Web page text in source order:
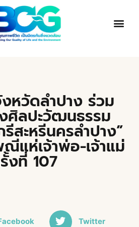
หวัดลำปาง ร่วม
ศิลปะวัฒนธรรม
รีสะหรีนครลำปาง”
ณีแห่เจ้าพ่อ-เจ้าแม่
งที่ 107
Twitter